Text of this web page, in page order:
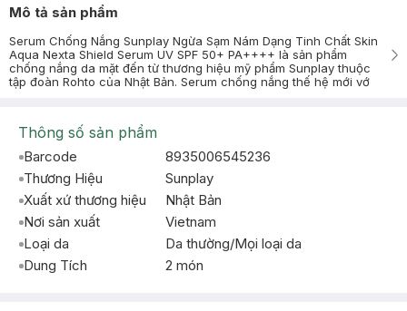
Mô tả sản phẩm
Serum Chống Nắng Sunplay Ngừa Sạm Nám Dạng Tinh Chất Skin
Aqua Nexta Shield Serum UV SPF 50+ PA++++ là sản phẩm
chống nắng da mặt đến từ thương hiệu mỹ phẩm Sunplay thuộc
tập đoàn Rohto của Nhật Bản. Serum chống nắng thế hệ mới vớ
Thông số sản phẩm
Barcode
8935006545236
Thương Hiệu
Sunplay
Xuất xứ thương hiệu
Nhật Bản
Nơi sản xuất
Vietnam
Loại da
Da thường/Mọi loại da
Dung Tích
2 món